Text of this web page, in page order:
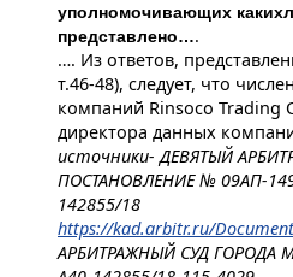
уполномочивающих
представлено….
…. Из ответов,
т.46-48), следует, что
компаний Rinsoco Trading
директора данных
источники- ДЕВЯТЫЙ
ПОСТАНОВЛЕНИЕ № 09АП-
142855/18
https://kad.arbitr.ru/
АРБИТРАЖНЫЙ СУД ГОРОДА